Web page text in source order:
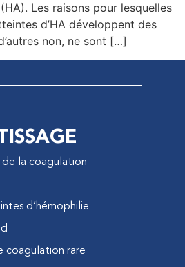
Les raisons pour lesquelles
d’HA développent des
non, ne sont […]
de la coagulation
d’hémophilie
coagulation rare